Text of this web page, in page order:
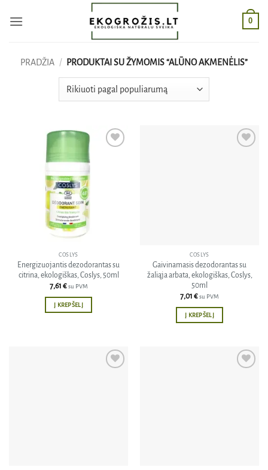
0
PRADŽIA / PRODUKTAI SU ŽYMOMIS “ALŪNO AKMENĖLIS”
COSLYS
Energizuojantis dezodorantas su
citrina, ekologiškas, Coslys, 50ml
7,61 € su PVM
Į KREPŠELĮ
COSLYS
Gaivinamasis dezodorantas su
žaliąja arbata, ekologiškas, Coslys,
50ml
7,01 €su PVM
Į KREPŠELĮ